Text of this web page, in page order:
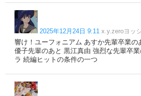
2025年12月24日 9:11 x.y.zeroヨッ
響け！ユーフォニアム あすか先輩卒業の
優子先輩のあと 黒江真由 強烈な先輩卒
ラ 続編ヒットの条件の一つ